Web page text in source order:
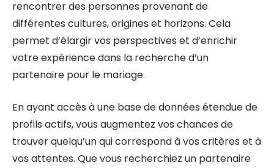
rencontrer des personnes provenant de
différentes cultures, origines et horizons. Cela
permet d’élargir vos perspectives et d’enrichir
votre expérience dans la recherche d’un
partenaire pour le mariage.
En ayant accès à une base de données étendue de
profils actifs, vous augmentez vos chances de
trouver quelqu’un qui correspond à vos critères et à
vos attentes. Que vous recherchiez un partenaire